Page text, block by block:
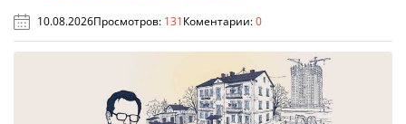
10.08.2026Просмотров: 131Коментарии:0